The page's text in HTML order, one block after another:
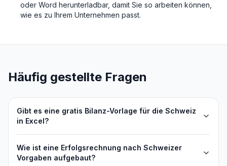
oder Word herunterladbar, damit Sie so arbeiten können,
wie es zu Ihrem Unternehmen passt.
Häufig gestellte Fragen
Gibt es eine gratis Bilanz-Vorlage für die Schweiz
in Excel?
Wie ist eine Erfolgsrechnung nach Schweizer
Vorgaben aufgebaut?